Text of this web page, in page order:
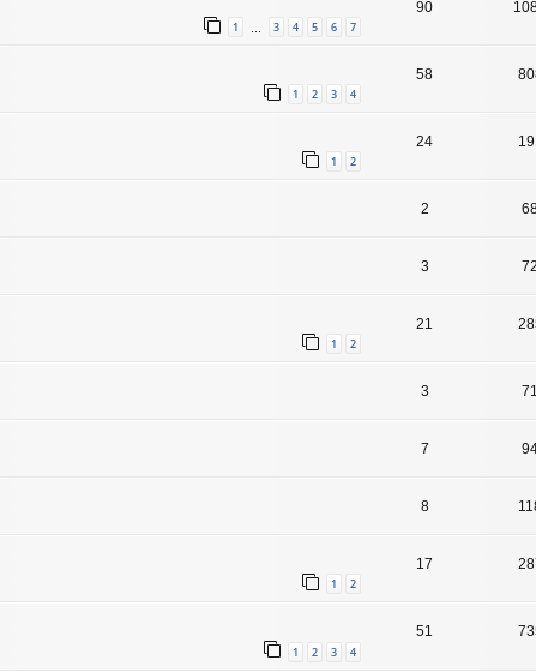
1 … 3 4 5 6 7
90
1 2 3 4
58
1 2
24
2
3
1 2
21
3
7
8
1 2
17
1 2 3 4
51